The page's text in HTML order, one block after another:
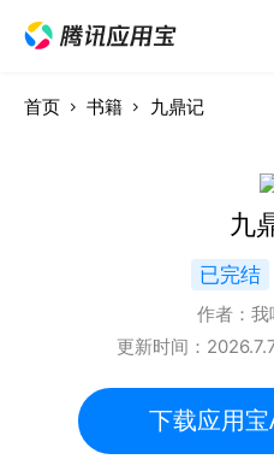
首页 书籍 九鼎记
九
已完结
作者： 我
更新时间：
下载应用